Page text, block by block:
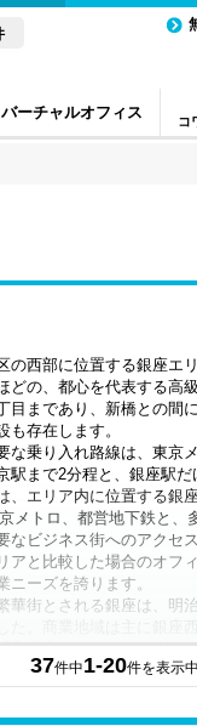
バーチャルオフィス
コ
の西部に位置する銀座エ
どの、都心を代表する高
目まであり、新橋との間
も存在します。
な乗り入れ路線は、東京
駅まで2分程と、銀座駅
、エリア内に位置する銀
メトロ、都営地下鉄と、
なビジネス街へのアクセ
アと比較した場合のオフ
ニーズを誇ります。
華街とされる銀座は、明
た。商業地域は主に銀座
和光本館」のある銀座四
や専門店、銀座三越など
にも近く、徒歩圏内でもあ
名な歌舞伎座のほかに、
37件中1-20件を表示中